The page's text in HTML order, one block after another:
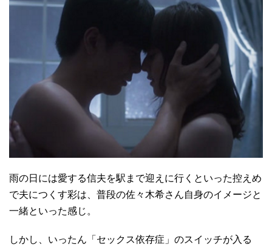
雨の日には愛する信夫を駅まで迎えに行くといった控えめ
で夫につくす彩は、普段の佐々木希さん自身のイメージと
一緒といった感じ。
しかし、いったん「セックス依存症」のスイッチが入る